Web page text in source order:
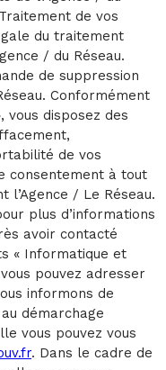
de vos
du traitement
/ du Réseau.
de suppression
Conformément
disposez des
de vos
consentement à tout
/ Le Réseau.
plus d’informations
avoir contacté
« Informatique et
pouvez adresser
informons de
démarchage
vous pouvez vous
. Dans le cadre de